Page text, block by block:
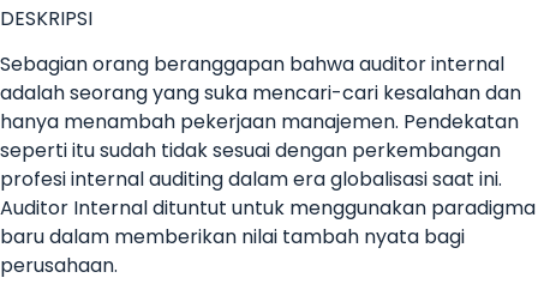
DESKRIPSI
Sebagian orang beranggapan bahwa auditor internal
adalah seorang yang suka mencari-cari kesalahan dan
hanya menambah pekerjaan manajemen. Pendekatan
seperti itu sudah tidak sesuai dengan perkembangan
profesi internal auditing dalam era globalisasi saat ini.
Auditor Internal dituntut untuk menggunakan paradigma
baru dalam memberikan nilai tambah nyata bagi
perusahaan.